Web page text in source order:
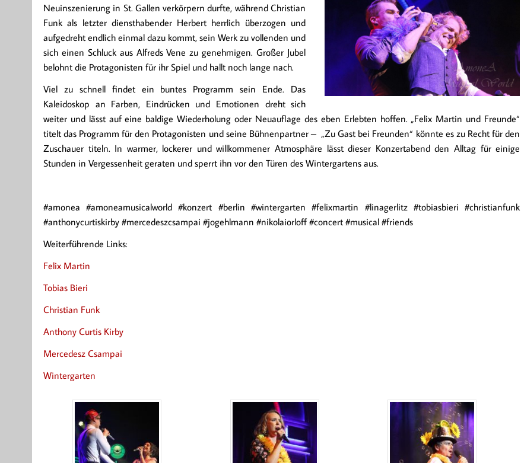
Neuinszenierung in St. Gallen verkörpern durfte, während Christian
Funk als letzter diensthabender Herbert herrlich überzogen und
aufgedreht endlich einmal dazu kommt, sein Werk zu vollenden und
sich einen Schluck aus Alfreds Vene zu genehmigen. Großer Jubel
belohnt die Protagonisten für ihr Spiel und hallt noch lange nach.
Viel zu schnell findet ein buntes Programm sein Ende. Das
Kaleidoskop an Farben, Eindrücken und Emotionen dreht sich
weiter und lässt auf eine baldige Wiederholung oder Neuauflage des eben Erlebten hoffen. „Felix Martin und Freunde“
titelt das Programm für den Protagonisten und seine Bühnenpartner – „Zu Gast bei Freunden“ könnte es zu Recht für den
Zuschauer titeln. In warmer, lockerer und willkommener Atmosphäre lässt dieser Konzertabend den Alltag für einige
Stunden in Vergessenheit geraten und sperrt ihn vor den Türen des Wintergartens aus.
#amonea #amoneamusicalworld #konzert #berlin #wintergarten #felixmartin #linagerlitz #tobiasbieri #christianfunk
#anthonycurtiskirby #mercedeszcsampai #jogehlmann #nikolaiorloff #concert #musical #friends
Weiterführende Links:
Felix Martin
Tobias Bieri
Christian Funk
Anthony Curtis Kirby
Mercedesz Csampai
Wintergarten